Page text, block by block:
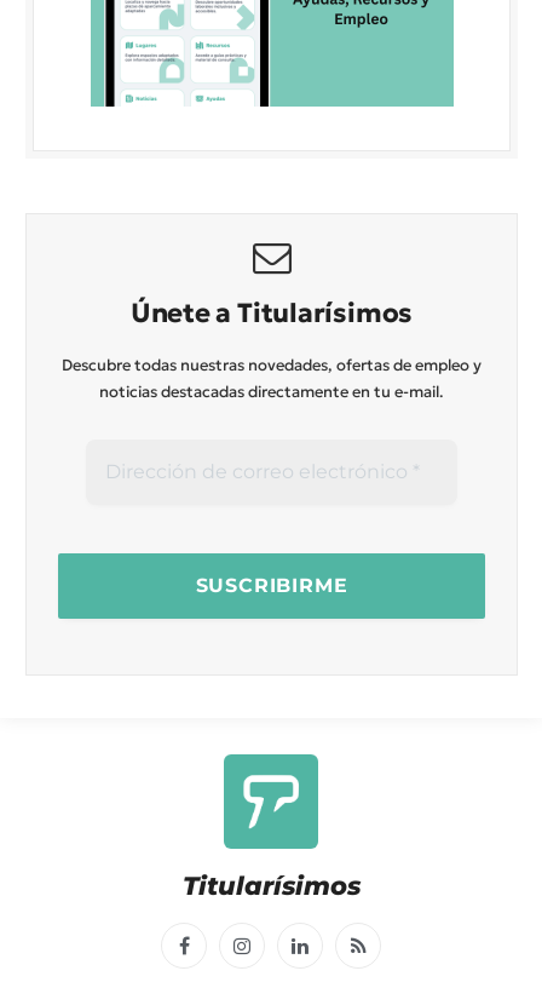
Únete a Titularísimos
Descubre todas nuestras novedades, ofertas de empleo y
noticias destacadas directamente en tu e-mail.
Titularísimos
FacebookInstagramLinkedInRSS